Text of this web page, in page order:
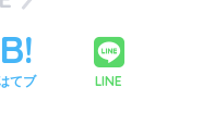
てブ LINE